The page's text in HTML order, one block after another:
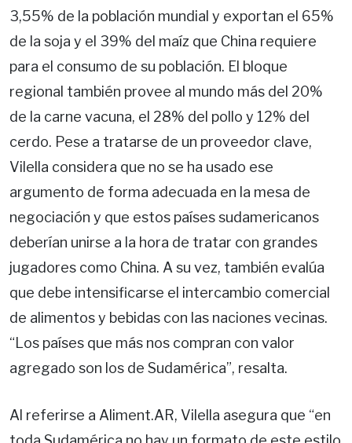
3,55% de la población mundial y exportan el 65%
de la soja y el 39% del maíz que China requiere
para el consumo de su población. El bloque
regional también provee al mundo más del 20%
de la carne vacuna, el 28% del pollo y 12% del
cerdo. Pese a tratarse de un proveedor clave,
Vilella considera que no se ha usado ese
argumento de forma adecuada en la mesa de
negociación y que estos países sudamericanos
deberían unirse a la hora de tratar con grandes
jugadores como China. A su vez, también evalúa
que debe intensificarse el intercambio comercial
de alimentos y bebidas con las naciones vecinas.
“Los países que más nos compran con valor
agregado son los de Sudamérica”, resalta.
Al referirse a Aliment.AR, Vilella asegura que “en